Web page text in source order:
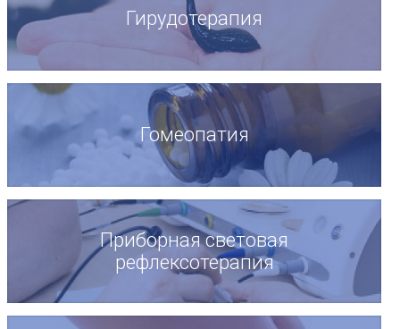
Гирудотерапия
Гомеопатия
Приборная световая
рефлексотерапия